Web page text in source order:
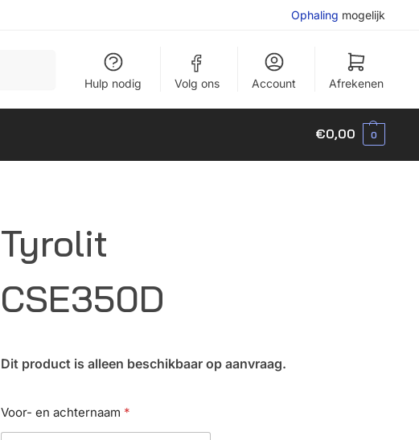
Ophaling mogelijk
Hulp nodig Volg ons Account Afrekenen
€0,00 0
Tyrolit
CSE350D
Dit product is alleen beschikbaar op aanvraag.
Voor- en achternaam *